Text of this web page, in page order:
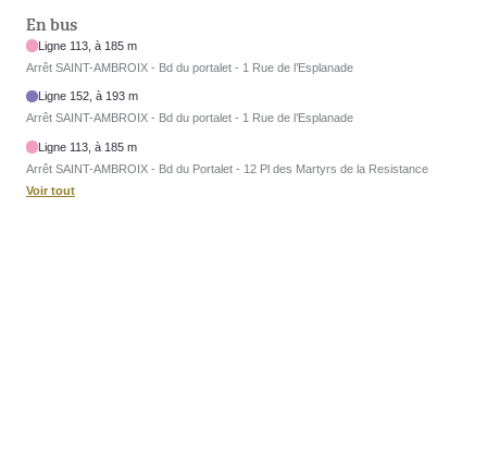
En bus
Ligne 113, à 185 m
Arrêt SAINT-AMBROIX - Bd du portalet - 1 Rue de l’Esplanade
Ligne 152, à 193 m
Arrêt SAINT-AMBROIX - Bd du portalet - 1 Rue de l’Esplanade
Ligne 113, à 185 m
Arrêt SAINT-AMBROIX - Bd du Portalet - 12 Pl des Martyrs de la Resistance
Voir tout